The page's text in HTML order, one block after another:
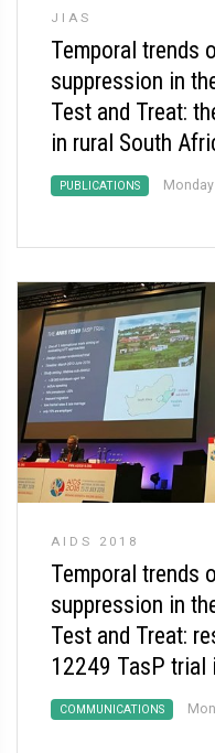
JIAS
Temporal trends
suppression in
Test and Treat:
in rural South
PUBLICATIONS
AIDS 2018
Temporal trends
suppression in
Test and Treat:
12249 TasP trial
COMMUNICATIONS